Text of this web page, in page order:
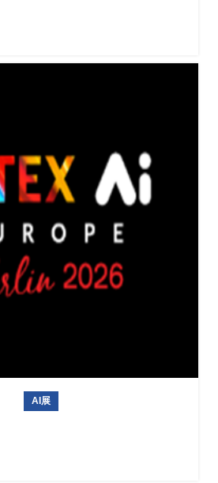
AI展